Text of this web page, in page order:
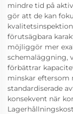
mindre tid på
gör att de kan
förutsägbara
möjliggör mer
schemaläggning,
förbättrar
minskar eftersom
standardiserade
konsekvent när